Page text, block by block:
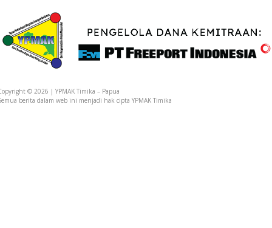
© 2026 | YPMAK Timika – Papua
berita dalam web ini menjadi hak cipta YPMAK Timika